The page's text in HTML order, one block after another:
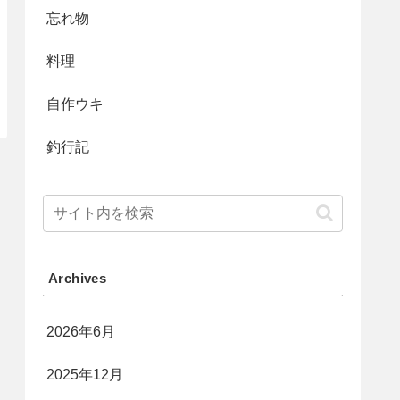
忘れ物
料理
自作ウキ
釣行記
Archives
2026年6月
2025年12月